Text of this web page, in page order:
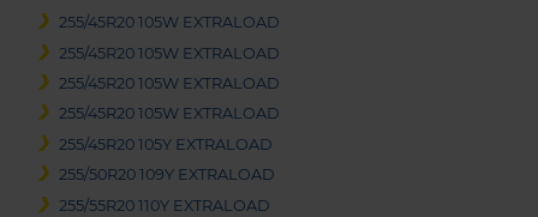
255/45R20 105W EXTRALOAD
255/45R20 105W EXTRALOAD
255/45R20 105W EXTRALOAD
255/45R20 105W EXTRALOAD
255/45R20 105Y EXTRALOAD
255/50R20 109Y EXTRALOAD
255/55R20 110Y EXTRALOAD